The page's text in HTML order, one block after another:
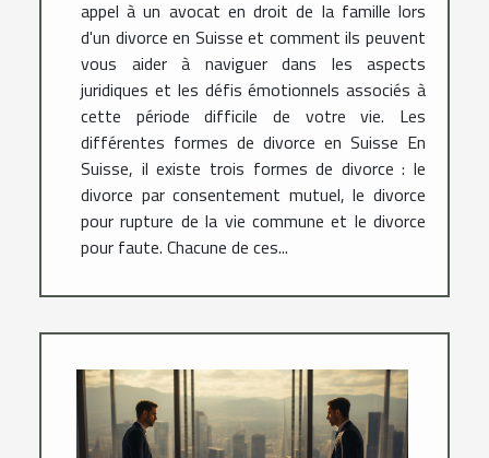
appel à un avocat en droit de la famille lors
d'un divorce en Suisse et comment ils peuvent
vous aider à naviguer dans les aspects
juridiques et les défis émotionnels associés à
cette période difficile de votre vie. Les
différentes formes de divorce en Suisse En
Suisse, il existe trois formes de divorce : le
divorce par consentement mutuel, le divorce
pour rupture de la vie commune et le divorce
pour faute. Chacune de ces...